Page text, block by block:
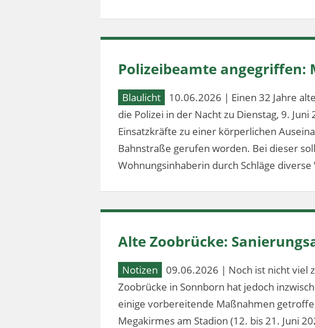
Polizeibeamte
Blaulicht
10.06.2026 | Einen 32 Jahre
die Polizei in der Nacht zu Dienstag, 9.
Einsatzkräfte zu einer körperlichen
Bahnstraße gerufen worden. Bei dieser
Wohnungsinhaberin durch Schläge
Alte Zoobrücke:
Notizen
09.06.2026 | Noch ist nicht viel
Zoobrücke in Sonnborn hat jedoch
einige vorbereitende Maßnahmen
Megakirmes am Stadion (12. bis 21. Juni